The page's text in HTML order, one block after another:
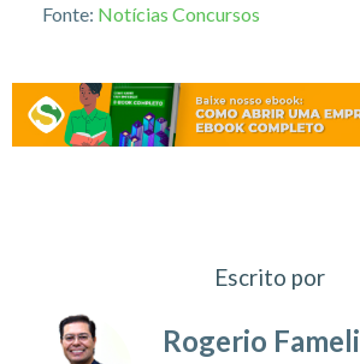
Fonte: Notícias Concursos
Escrito por
Rogerio Fameli